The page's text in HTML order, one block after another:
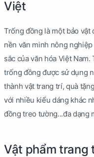
Việt
Trống đồng là một bảo vật
nền văn minh nông
sắc của văn hóa Việt
trống đồng được sử dụng
thành vật trang trí, quà
với nhiều kiểu dáng khác
đồng treo tường...đa dạng
Vật phẩm trang